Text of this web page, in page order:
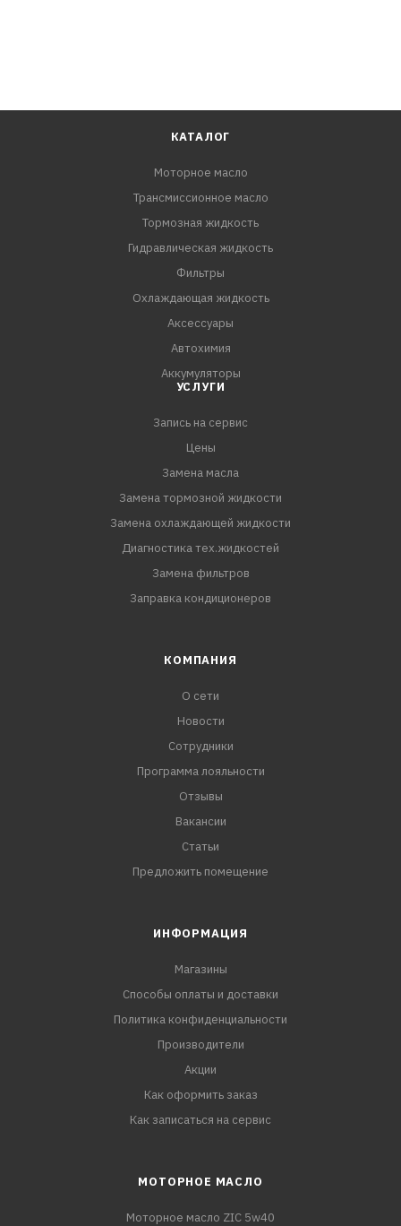
КАТАЛОГ
Моторное масло
Трансмиссионное масло
Тормозная жидкость
Гидравлическая жидкость
Фильтры
Охлаждающая жидкость
Аксессуары
Автохимия
Аккумуляторы
УСЛУГИ
Запись на сервис
Цены
Замена масла
Замена тормозной жидкости
Замена охлаждающей жидкости
Диагностика тех.жидкостей
Замена фильтров
Заправка кондиционеров
КОМПАНИЯ
О сети
Новости
Сотрудники
Программа лояльности
Отзывы
Вакансии
Статьи
Предложить помещение
ИНФОРМАЦИЯ
Магазины
Способы оплаты и доставки
Политика конфиденциальности
Производители
Акции
Как оформить заказ
Как записаться на сервис
МОТОРНОЕ МАСЛО
Моторное масло ZIC 5w40